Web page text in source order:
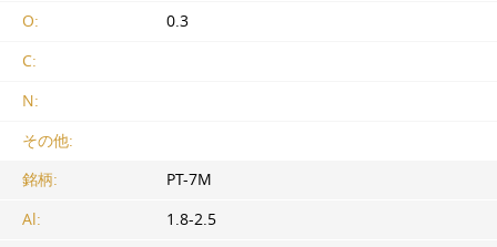
O:
0.3
C:
N:
その他:
銘柄:
PT-7M
Al:
1.8-2.5